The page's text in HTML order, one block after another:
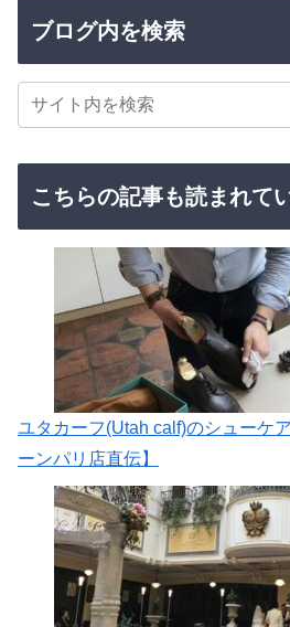
ブログ内を検索
こちらの記事も読まれて
ユタカーフ(Utah calf)のシューケ
ーンパリ店直伝】